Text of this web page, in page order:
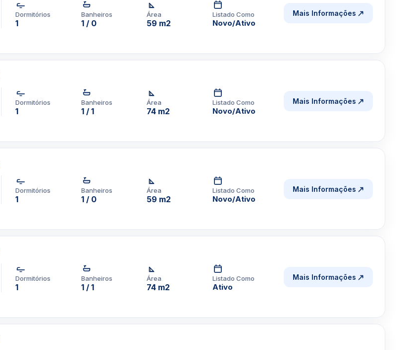
Dormitórios
1
Banheiros
1 / 0
Área
59 m2
Listado Como
Novo/Ativo
Mais Informações
Dormitórios
1
Banheiros
1 / 1
Área
74 m2
Listado Como
Novo/Ativo
Mais Informações
Dormitórios
1
Banheiros
1 / 0
Área
59 m2
Listado Como
Novo/Ativo
Mais Informações
Dormitórios
1
Banheiros
1 / 1
Área
74 m2
Listado Como
Ativo
Mais Informações